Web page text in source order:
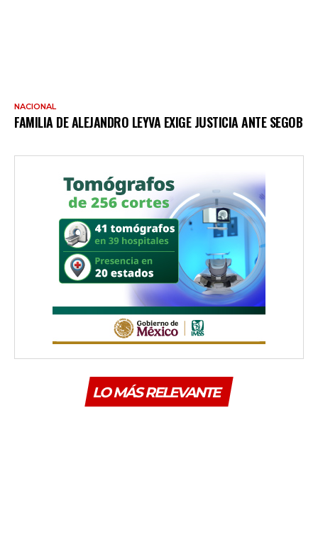
NACIONAL
FAMILIA DE ALEJANDRO LEYVA EXIGE JUSTICIA ANTE SEGOB
LO MÁS RELEVANTE